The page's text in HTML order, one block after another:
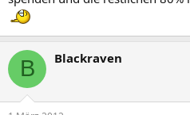
B Blackraven